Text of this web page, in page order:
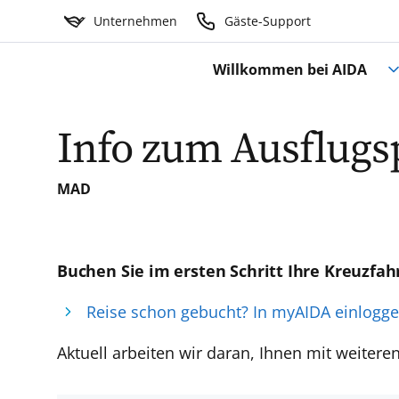
Unternehmen Gäste-Support
Willkommen bei AIDA
Info zum
MAD
Buchen Sie im ersten Schritt Ihre
Reise schon gebucht? In myAIDA
Aktuell arbeiten wir daran, Ihnen mit